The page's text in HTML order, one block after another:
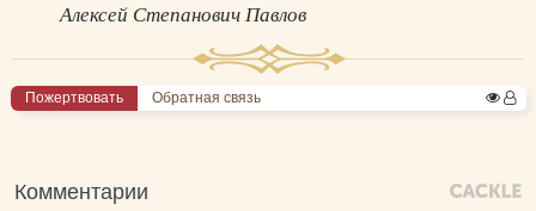
Алексей Степанович Павлов
Пожертвовать Обратная связь
Комментарии